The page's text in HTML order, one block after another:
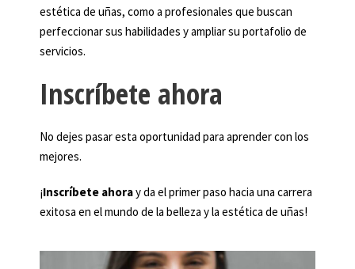
estética de uñas, como a profesionales que buscan
perfeccionar sus habilidades y ampliar su portafolio de
servicios.
Inscríbete ahora
No dejes pasar esta oportunidad para aprender con los
mejores.
¡Inscríbete ahoray da el primer paso hacia una carrera
exitosa en el mundo de la belleza y la estética de uñas!